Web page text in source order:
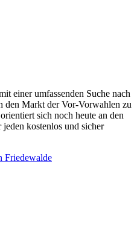
einer umfassenden Suche nach
den Markt der Vor-Vorwahlen zu
sich noch heute an den
kostenlos und sicher
Friedewalde